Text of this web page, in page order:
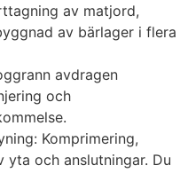
av matjord,
av bärlager i flera
avdragen
och
Komprimering,
och anslutningar. Du